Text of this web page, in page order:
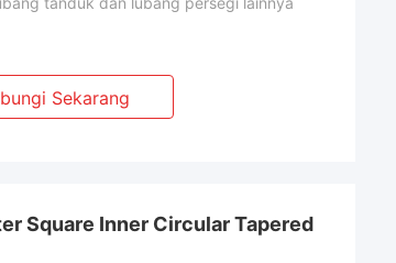
Sekarang
Square Inner Circular Tapered